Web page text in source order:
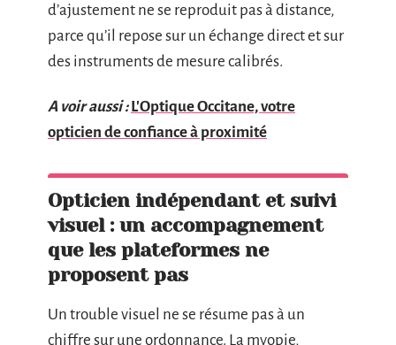
d’ajustement ne se reproduit pas à distance,
parce qu’il repose sur un échange direct et sur
des instruments de mesure calibrés.
A voir aussi : L'Optique Occitane, votre
opticien de confiance à proximité
Opticien indépendant et suivi
visuel : un accompagnement
que les plateformes ne
proposent pas
Un trouble visuel ne se résume pas à un
chiffre sur une ordonnance. La myopie,